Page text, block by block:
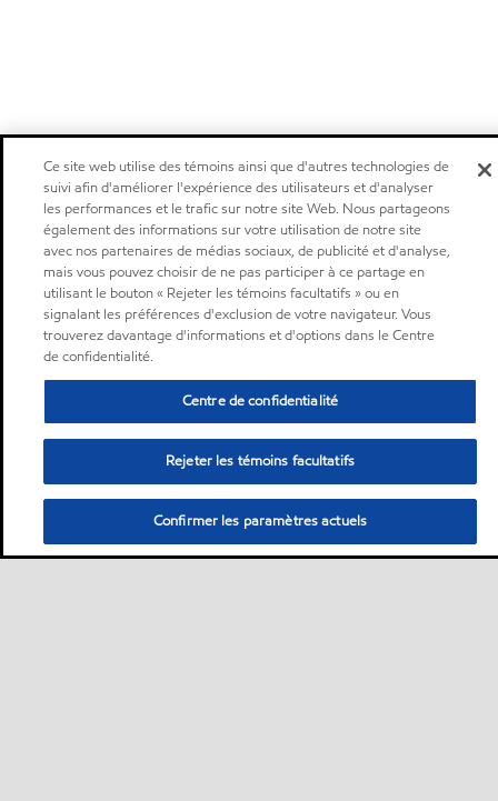
Ce site web utilise des témoins ainsi que d'autres technologies de
suivi afin d'améliorer l'expérience des utilisateurs et d'analyser
les performances et le trafic sur notre site Web. Nous partageons
également des informations sur votre utilisation de notre site
avec nos partenaires de médias sociaux, de publicité et d'analyse,
mais vous pouvez choisir de ne pas participer à ce partage en
utilisant le bouton « Rejeter les témoins facultatifs » ou en
signalant les préférences d'exclusion de votre navigateur. Vous
trouverez davantage d'informations et d'options dans le Centre
de confidentialité.
Centre de confidentialité
Rejeter les témoins facultatifs
Confirmer les paramètres actuels